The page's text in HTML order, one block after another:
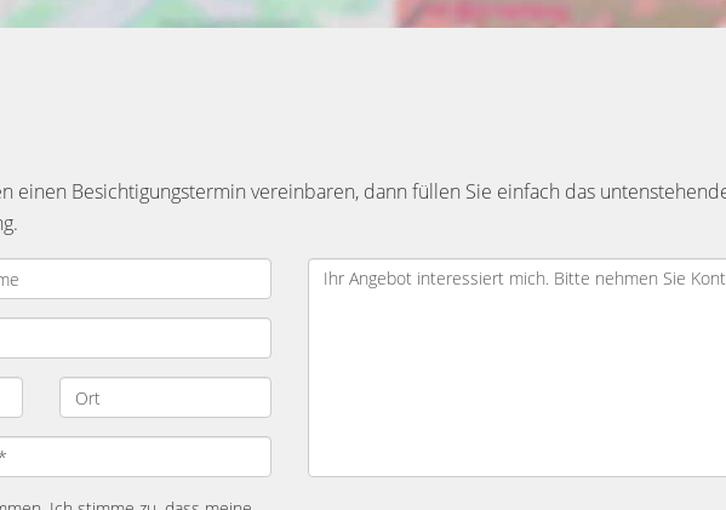
einen Besichtigungstermin vereinbaren, dann füllen Sie einfach das